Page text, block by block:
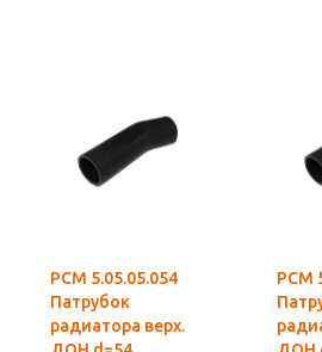
РСМ 5.05.05.054
Патрубок
радиатора верх.
РСМ